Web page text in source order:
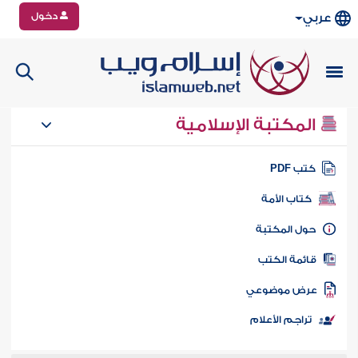
عربي دخول
المكتبة الإسلامية
كتب PDF
كتاب الأمة
المكتبة
الكتب
موضوعي